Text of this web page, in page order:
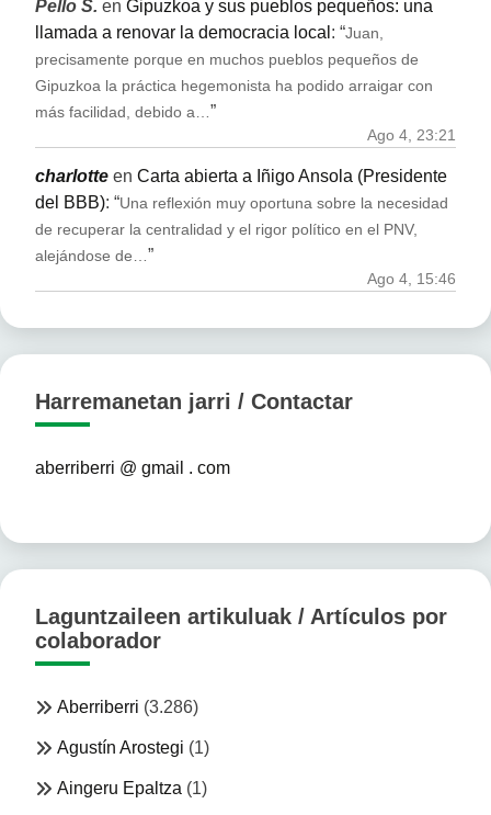
Pello S. en Gipuzkoa y sus pueblos pequeños: una
llamada a renovar la democracia local : “Juan,
precisamente porque en muchos pueblos pequeños de
Gipuzkoa la práctica hegemonista ha podido arraigar con
más facilidad, debido a…”
Ago 4, 23:21
charlotte en Carta abierta a Iñigo Ansola (Presidente
del BBB): “Una reflexión muy oportuna sobre la necesidad
de recuperar la centralidad y el rigor político en el PNV,
alejándose de…”
Ago 4, 15:46
Harremanetan jarri / Contactar
aberriberri @ gmail . com
Laguntzaileen artikuluak / Artículos por
colaborador
Aberriberri (3.286)
Agustín Arostegi (1)
Aingeru Epaltza (1)